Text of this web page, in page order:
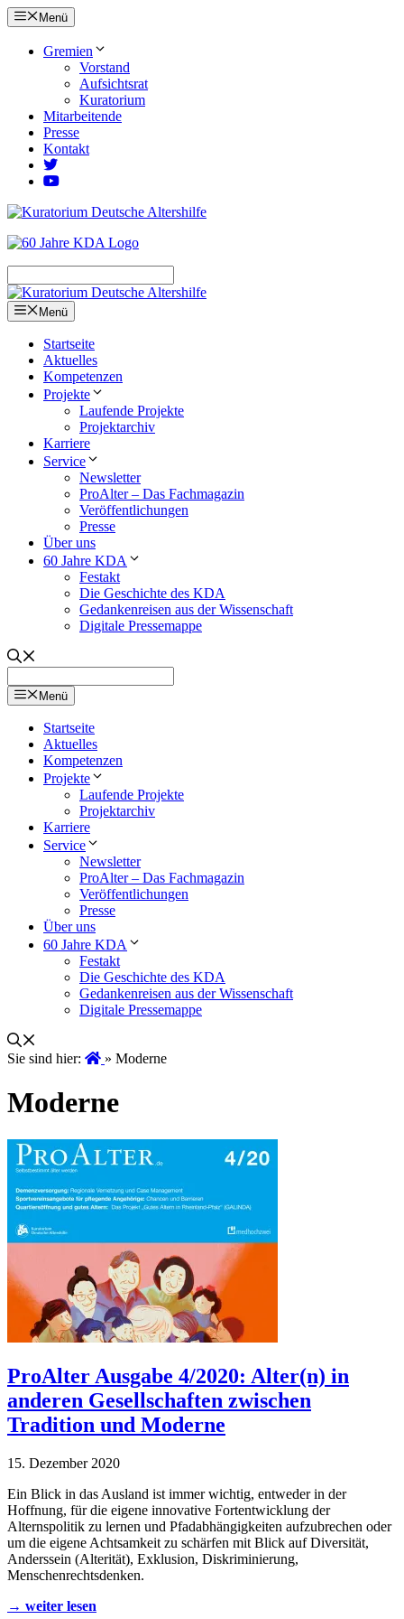
Zum
Inhalt
springen
Menü
Gremien
Vorstand
Aufsichtsrat
Kuratorium
Mitarbeitende
Presse
Kontakt
Menü
Startseite
Aktuelles
Kompetenzen
Projekte
Laufende Projekte
Projektarchiv
Karriere
Service
Newsletter
ProAlter – Das Fachmagazin
Veröffentlichungen
Presse
Über uns
60 Jahre KDA
Festakt
Die Geschichte des KDA
Gedankenreisen aus der Wissenschaft
Digitale Pressemappe
Menü
Startseite
Aktuelles
Kompetenzen
Projekte
Laufende Projekte
Projektarchiv
Karriere
Service
Newsletter
ProAlter – Das Fachmagazin
Veröffentlichungen
Presse
Über uns
60 Jahre KDA
Festakt
Die Geschichte des KDA
Gedankenreisen aus der Wissenschaft
Digitale Pressemappe
Sie sind hier: » Moderne
Moderne
ProAlter Ausgabe 4/2020: Alter(n) in
anderen Gesellschaften zwischen
Tradition und Moderne
15. Dezember 2020
Ein Blick in das Ausland ist immer wichtig, entweder in der
Hoffnung, für die eigene innovative Fortentwicklung der
Alternspolitik zu lernen und Pfadabhängigkeiten aufzubrechen oder
um die eigene Achtsamkeit zu schärfen mit Blick auf Diversität,
Anderssein (Alterität), Exklusion, Diskriminierung,
Menschenrechtsdenken.
→ weiter lesen